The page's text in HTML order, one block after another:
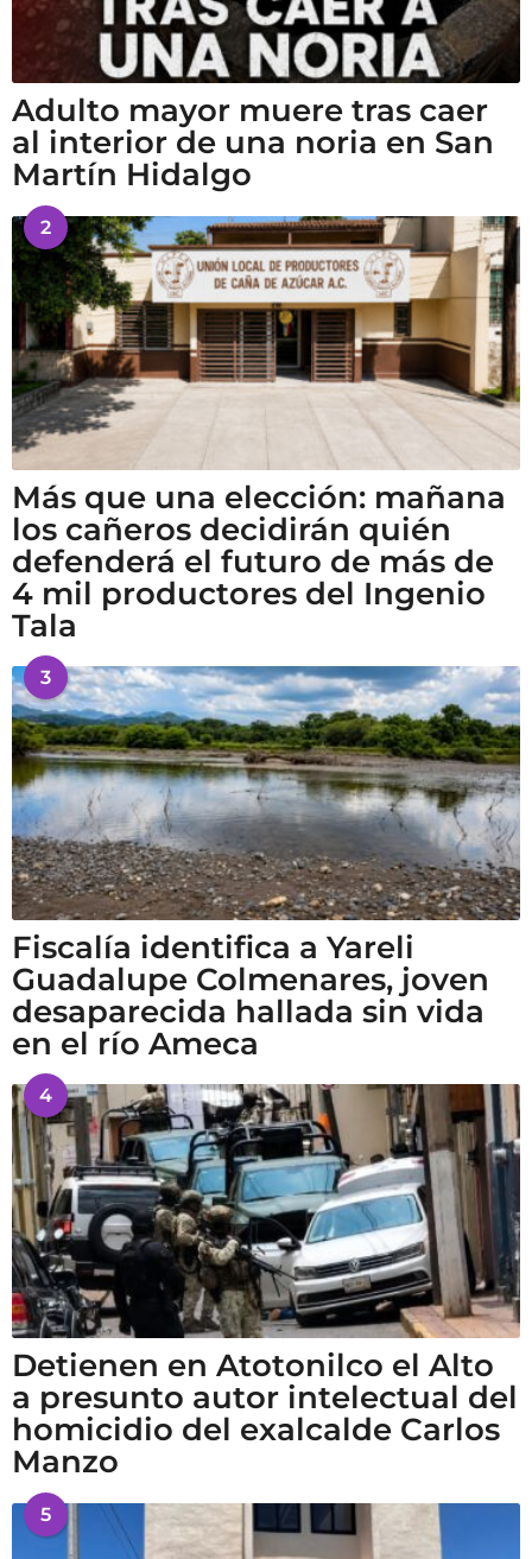
Adulto mayor muere tras caer
al interior de una noria en San
Martín Hidalgo
2
Más que una elección: mañana
los cañeros decidirán quién
defenderá el futuro de más de
4 mil productores del Ingenio
Tala
3
Fiscalía identifica a Yareli
Guadalupe Colmenares, joven
desaparecida hallada sin vida
en el río Ameca
4
Detienen en Atotonilco el Alto
a presunto autor intelectual del
homicidio del exalcalde Carlos
Manzo
5